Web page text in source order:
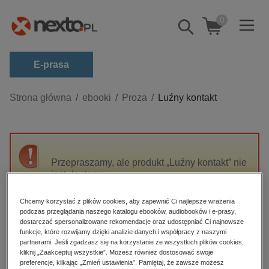
Pokaż/schowaj
wyszukiwarkę
0
E-prasa
Kategorie
biznesowe, branżowe, gospodarka
dzienniki
edukacja
hobby, sport, rozrywka
komputery, internet, technologie, informatyka
Strona główna ebooki Proza Luźny kontakt
Przepraszamy, ale produkt „Luźny kontakt” nie
jest dostępny.
High-contrast mode
Polecane
Chcemy korzystać z plików cookies, aby zapewnić Ci najlepsze wrażenia
podczas przeglądania naszego katalogu ebooków, audiobooków i e-prasy,
dostarczać spersonalizowane rekomendacje oraz udostępniać Ci najnowsze
funkcje, które rozwijamy dzięki analizie danych i współpracy z naszymi
partnerami. Jeśli zgadzasz się na korzystanie ze wszystkich plików cookies,
kliknij „Zaakceptuj wszystkie”. Możesz również dostosować swoje
preferencje, klikając „Zmień ustawienia”. Pamiętaj, że zawsze możesz